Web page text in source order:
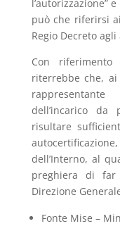
l’autorizzazione”
può che riferirsi
Regio Decreto
Con riferimento
riterrebbe che,
dell’incarico da
risultare
dell’Interno, al
preghiera di far
Direzione
Fonte Mise –